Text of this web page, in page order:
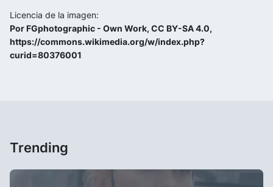
Licencia de la imagen:
Por FGphotographic - Own Work, CC BY-SA 4.0,
https://commons.wikimedia.org/w/index.php?
curid=80376001
Trending